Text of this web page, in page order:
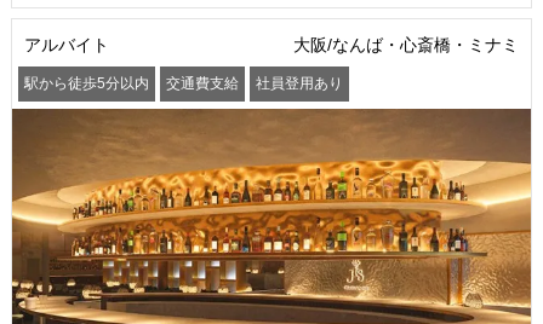
アルバイト 大阪/なんば・心斎橋・ミナミ
駅から徒歩5分以内 交通費支給 社員登用あり